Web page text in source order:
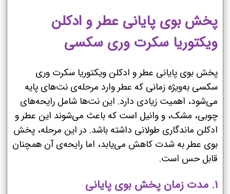
پخش بوی پایانی عطر و ادکلن
ویکتوریا سکرت وری سکسی
پخش بوی پایانی عطر و ادکلن ویکتوریا سکرت وری
سکسی به‌ویژه زمانی که عطر وارد مرحله‌ی نت‌های پایه
می‌شود، اهمیت زیادی دارد. این نت‌ها شامل رایحه‌های
چوبی، مشک، و وانیل است که باعث می‌شوند این عطر و
ادکلن ماندگاری طولانی داشته باشد. در این مرحله، پخش
بوی عطر به شدت کاهش می‌یابد، اما رایحه‌ی آن همچنان
قابل حس است.
۱. مدت زمان پخش بوی پایانی